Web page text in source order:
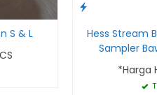
S & L
Hess Stream
Sampler
*Harga